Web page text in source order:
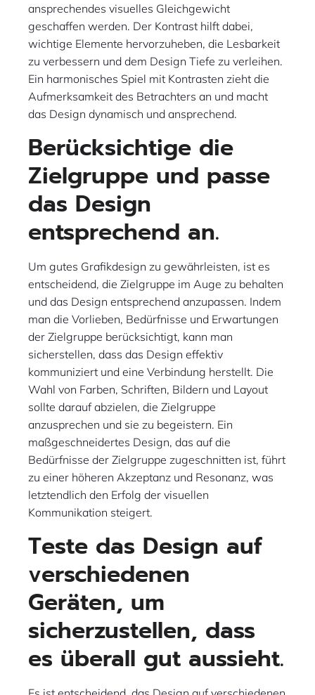
ansprechendes visuelles Gleichgewicht
geschaffen werden. Der Kontrast hilft dabei,
wichtige Elemente hervorzuheben, die Lesbarkeit
zu verbessern und dem Design Tiefe zu verleihen.
Ein harmonisches Spiel mit Kontrasten zieht die
Aufmerksamkeit des Betrachters an und macht
das Design dynamisch und ansprechend.
Berücksichtige die
Zielgruppe und passe
das Design
entsprechend an.
Um gutes Grafikdesign zu gewährleisten, ist es
entscheidend, die Zielgruppe im Auge zu behalten
und das Design entsprechend anzupassen. Indem
man die Vorlieben, Bedürfnisse und Erwartungen
der Zielgruppe berücksichtigt, kann man
sicherstellen, dass das Design effektiv
kommuniziert und eine Verbindung herstellt. Die
Wahl von Farben, Schriften, Bildern und Layout
sollte darauf abzielen, die Zielgruppe
anzusprechen und sie zu begeistern. Ein
maßgeschneidertes Design, das auf die
Bedürfnisse der Zielgruppe zugeschnitten ist, führt
zu einer höheren Akzeptanz und Resonanz, was
letztendlich den Erfolg der visuellen
Kommunikation steigert.
Teste das Design auf
verschiedenen
Geräten, um
sicherzustellen, dass
es überall gut aussieht.